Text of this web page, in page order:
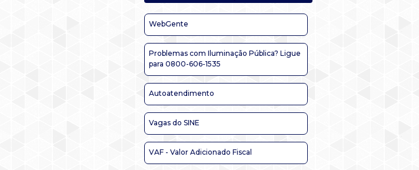
WebGente
Problemas com Iluminação Pública? Ligue
para 0800-606-1535
Autoatendimento
Vagas do SINE
VAF - Valor Adicionado Fiscal